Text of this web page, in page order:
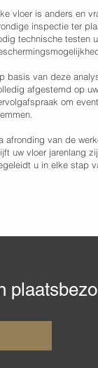
vloer is anders en
inspectie ter
technische testen
basis van deze
afgestemd op
om
afronding van de
uw vloer jarenlang
u in elke stap